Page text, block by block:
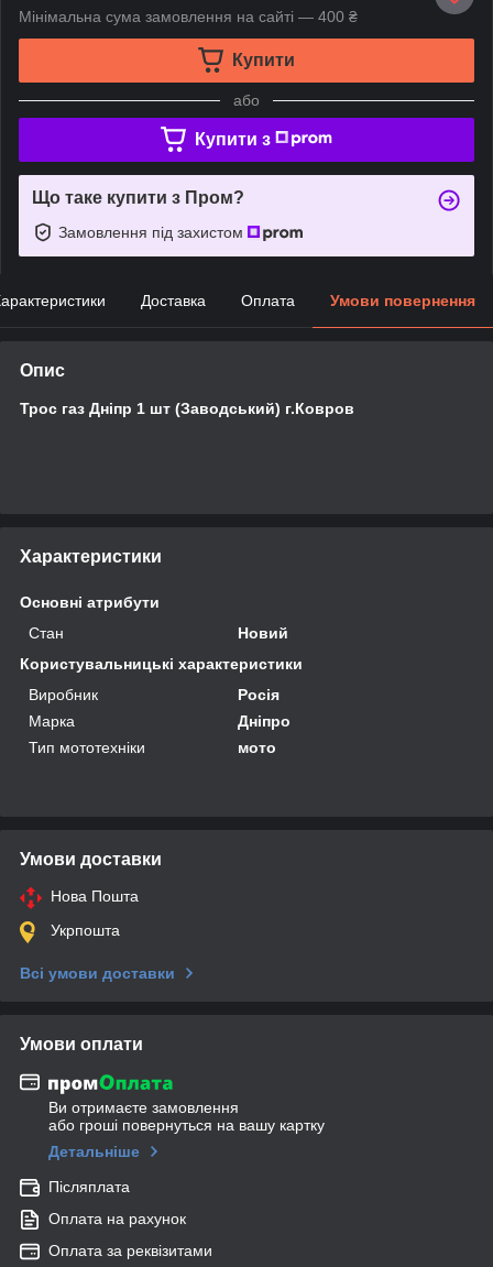
Мінімальна сума замовлення на сайті — 400 ₴
Купити
або
Купити з
Що таке купити з Пром?
Замовлення під захистом
Доставка Оплата Умови повернення
Опис
Трос газ Дніпр 1 шт (Заводський) г.Ковров
Характеристики
Основні атрибути
Стан
Новий
Користувальницькі характеристики
Виробник
Росія
Марка
Дніпро
Тип мототехніки
мото
Умови доставки
Нова Пошта
Укрпошта
Всі умови доставки
Умови оплати
Ви отримаєте замовлення
або гроші повернуться на вашу картку
Детальніше
Післяплата
Оплата на рахунок
Оплата за реквізитами